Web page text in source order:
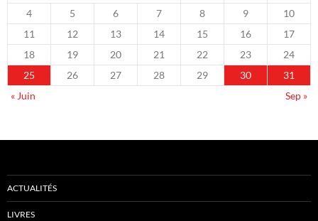
4
5 6 7 8 9
10
11
12 13 14 15 16
17
18
19 20 21 22 23
24
25
26 27 28 29 30
31
« Juin
Sep »
ACTUALITÉS
LIVRES